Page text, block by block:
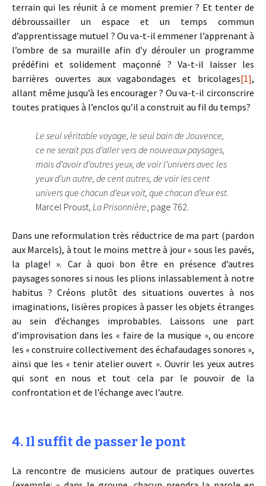
terrain qui les réunit à ce moment premier ? Et tenter de
débroussailler un espace et un temps commun
d’apprentissage mutuel ? Ou va-t-il emmener l’apprenant à
l’ombre de sa muraille afin d’y dérouler un programme
prédéfini et solidement maçonné ? Va-t-il laisser les
barrières ouvertes aux vagabondages et bricolages[1],
allant même jusqu’à les encourager ? Ou va-t-il circonscrire
toutes pratiques à l’enclos qu’il a construit au fil du temps?
Le seul véritable voyage, le seul bain de Jouvence,
ce ne serait pas d’aller vers de nouveaux paysages,
mais d’avoir d’autres yeux, de voir l’univers avec les
yeux d’un autre, de cent autres, de voir les cent
univers que chacun d’eux voit, que chacun d’eux est.
Marcel Proust, La Prisonnière, page 762.
Dans une reformulation très réductrice de ma part (pardon
aux Marcels), à tout le moins mettre à jour « sous les pavés,
la plage! ». Car à quoi bon être en présence d’autres
paysages sonores si nous les plions inlassablement à notre
habitus ? Créons plutôt des situations ouvertes à nos
imaginations, lisières propices à passer les objets étranges
au sein d’échanges improbables. Laissons une part
d’improvisation dans les « faire de la musique », ou encore
les « construire collectivement des échafaudages sonores »,
ainsi que les « tenir atelier ouvert ». Ouvrir les yeux autres
qui sont en nous et tout cela par le pouvoir de la
confrontation et de l’échange avec l’autre.
4. Il suffit de passer le pont
La rencontre de musiciens autour de pratiques ouvertes